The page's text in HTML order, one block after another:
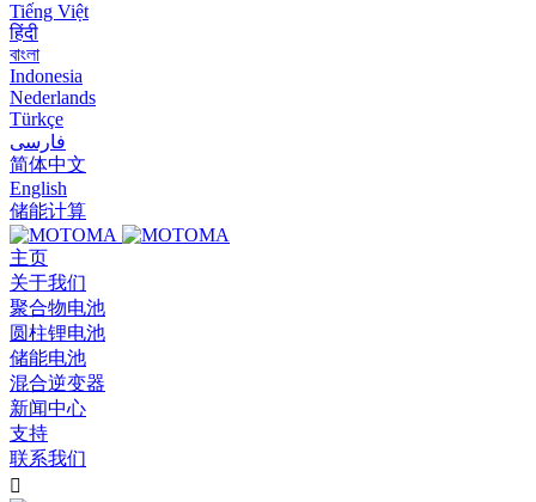
Tiếng Việt
हिंदी
বাংলা
Indonesia
Nederlands
Türkçe
فارسی
简体中文
English
储能计算
主页
关于我们
聚合物电池
圆柱锂电池
储能电池
混合逆变器
新闻中心
支持
联系我们
